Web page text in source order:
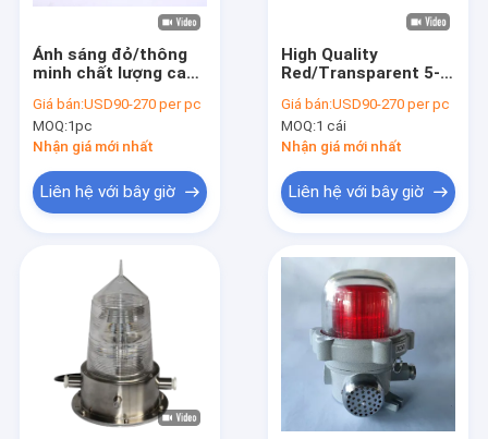
Các sản phẩm
Video
Về chúng tôi
Ánh sáng đỏ/thông
minh chất lượng cao
chắn phi cơ cảnh báo
máy bay cho các khu
vực nguy hiểm Ánh
Giá bán:USD90-270 per pc
MOQ:1pc
Nhận giá mới nhất
Liên hệ với bây giờ
High Quality
Red/Transparent 5-
Aviation Obstruction
Light Aircraft
Warning For
Light
Giá bán:USD90-270 per pc
MOQ:1 cái
Nhận giá mới nhất
Liên hệ với bây giờ